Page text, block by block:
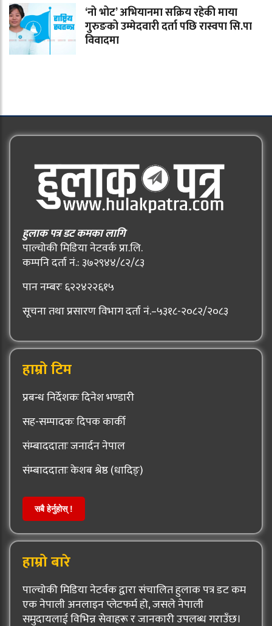
‘नो भोट’ अभियानमा सक्रिय रहेकी माया
गुरुङको उम्मेदवारी दर्ता पछि रास्वपा सि.पा
विवादमा
हुलाक पत्र डट कमका लागि
पाल्चोकी मिडिया नेटवर्क प्रा.लि.
कम्पनि दर्ता नं.: ३७२९४४/८२/८३
पान नम्बरः ६२२४२२६१५
सूचना तथा प्रसारण विभाग दर्ता नं.–५३१८-२०८२/२०८३
हाम्रो टिम
प्रबन्ध निर्देशकः दिनेश भण्डारी
सह-सम्पादकः दिपक कार्की
संम्बाददाताः जनार्दन नेपाल
संम्बाददाताः केशब श्रेष्ठ (धादिङ्)
सबै हेर्नुहोस् !
हाम्रो बारे
पाल्चोकी मिडिया नेटर्वक द्वारा संचालित हुलाक पत्र डट कम
एक नेपाली अनलाइन प्लेटफर्म हो, जसले नेपाली
समुदायलाई विभिन्न सेवाहरू र जानकारी उपलब्ध गराउँछ।